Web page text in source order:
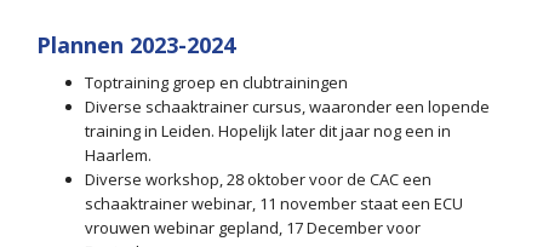
Plannen 2023-2024
Toptraining groep en clubtrainingen
Diverse schaaktrainer cursus, waaronder een lopende
training in Leiden. Hopelijk later dit jaar nog een in
Haarlem.
Diverse workshop, 28 oktober voor de CAC een
schaaktrainer webinar, 11 november staat een ECU
vrouwen webinar gepland, 17 December voor